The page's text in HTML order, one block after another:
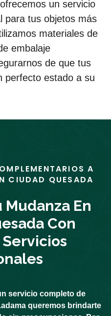
un servicio
para tus objetos más
materiales de
embalaje
de que tus
perfecto estado a su
A
CIUDAD QUESADA
En
Con
servicio completo de
queremos brindarte